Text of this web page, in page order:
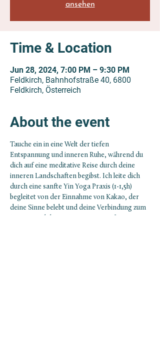
ansehen
Time & Location
Jun 28, 2024, 7:00 PM – 9:30 PM
Feldkirch, Bahnhofstraße 40, 6800
Feldkirch, Österreich
About the event
Tauche ein in eine Welt der tiefen
Entspannung und inneren Ruhe, während du
dich auf eine meditative Reise durch deine
inneren Landschaften begibst. Ich leite dich
durch eine sanfte Yin Yoga Praxis (1-1,5h)
begleitet von der Einnahme von Kakao, der
deine Sinne belebt und deine Verbindung zum